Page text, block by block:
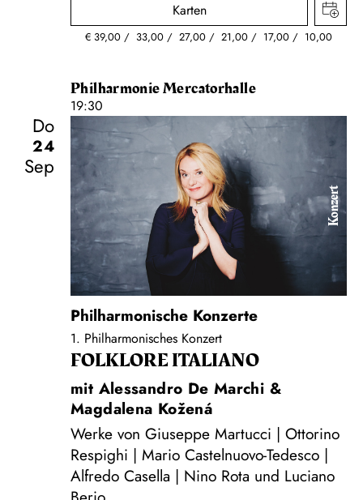
Karten
€ 39,00 33,00 27,00 21,00 17,00 10,00
Philharmonie Mercatorhalle
19:30
Do
24
Sep
Konzert
Philharmonische Konzerte
1. Philharmonisches Konzert
FOLKLORE ITALIANO
mit Alessandro De Marchi &
Magdalena Kožená
Werke von Giuseppe Martucci | Ottorino
Respighi | Mario Castelnuovo-Tedesco |
Alfredo Casella | Nino Rota und Luciano